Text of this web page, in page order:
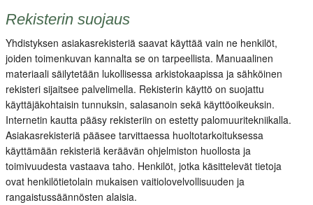
Rekisterin suojaus
Yhdistyksen asiakasrekisteriä saavat käyttää vain ne henkilöt,
joiden toimenkuvan kannalta se on tarpeellista. Manuaalinen
materiaali säilytetään lukollisessa arkistokaapissa ja sähköinen
rekisteri sijaitsee palvelimella. Rekisterin käyttö on suojattu
käyttäjäkohtaisin tunnuksin, salasanoin sekä käyttöoikeuksin.
Internetin kautta pääsy rekisteriin on estetty palomuuritekniikalla.
Asiakasrekisteriä pääsee tarvittaessa huoltotarkoituksessa
käyttämään rekisteriä keräävän ohjelmiston huollosta ja
toimivuudesta vastaava taho. Henkilöt, jotka käsittelevät tietoja
ovat henkilötietolain mukaisen vaitiolovelvollisuuden ja
rangaistussäännösten alaisia.